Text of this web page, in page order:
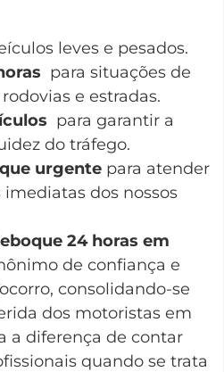
leves e pesados.
para situações de
e estradas.
para garantir a
do tráfego.
urgente para atender
imediatas dos nossos
24 horas em
de confiança e
consolidando-se
dos motoristas em
a diferença de contar
quando se trata